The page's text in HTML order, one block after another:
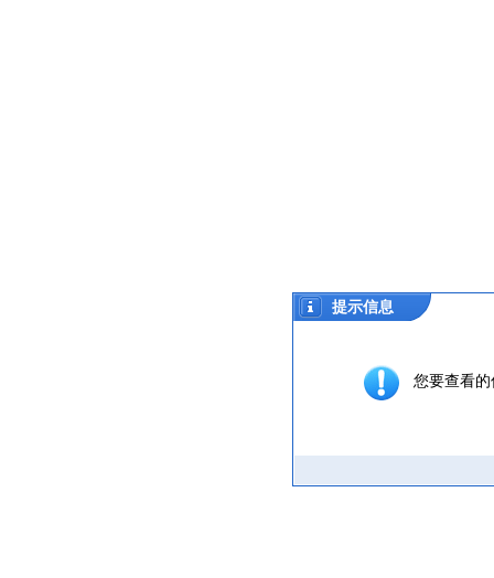
提示信息
您要查看